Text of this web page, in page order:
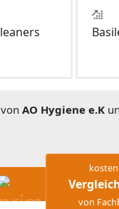
AO Hygiene e.K
von